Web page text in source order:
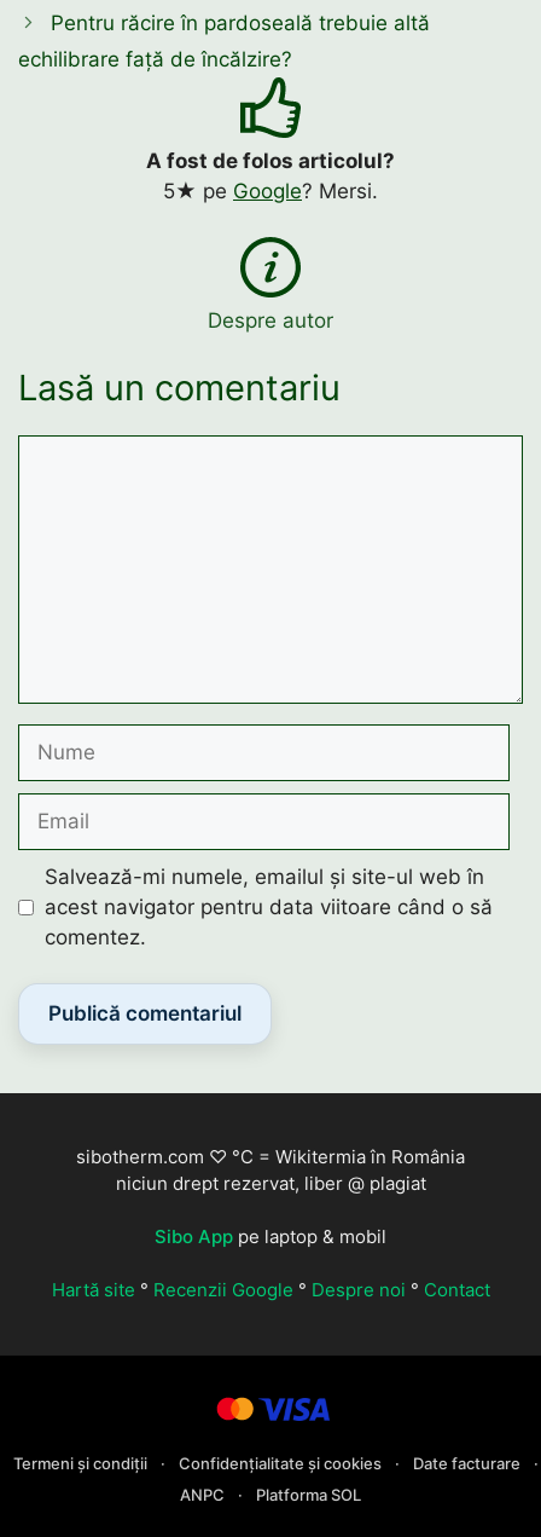
Pentru răcire în pardoseală trebuie altă
echilibrare față de încălzire?
A fost de folos articolul?
5★ pe Google? Mersi.
Despre autor
Lasă un comentariu
Salvează-mi numele, emailul și site-ul web în
acest navigator pentru data viitoare când o să
comentez.
sibotherm.com ♡ °C = Wikitermia în România
niciun drept rezervat, liber @ plagiat
Sibo App pe laptop & mobil
Hartă site ° Recenzii Google ° Despre noi ° Contact
Termeni și condiții · Confidențialitate și cookies · Date facturare
·
ANPC
· Platforma SOL